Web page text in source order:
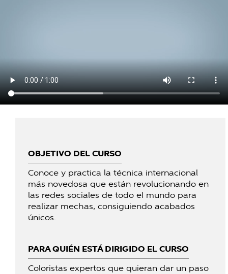
OBJETIVO DEL CURSO
Conoce y practica la técnica internacional
más novedosa que están revolucionando en
las redes sociales de todo el mundo para
realizar mechas, consiguiendo acabados
únicos.
PARA QUIÉN ESTÁ DIRIGIDO EL CURSO
Coloristas expertos que quieran dar un paso